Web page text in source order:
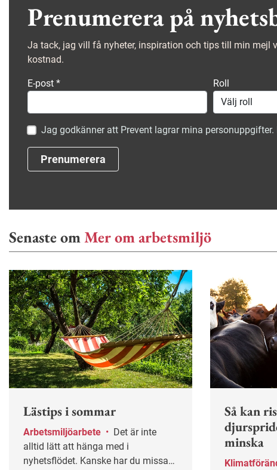
fördubblats.
Prenumerera på
Ja tack, jag vill få nyheter, inspiration och tips till min mejl
kostnad.
E-post * Roll
Jag godkänner att Prevent lagrar mina personuppgifter.
Prenumerera
Senaste omMer om arbetsmiljö
Lästips i sommar
Arbetsmiljöarbete •
alltid lätt att hänga med i
nyhetsflödet. Kanske har du missat
Så kan
minska